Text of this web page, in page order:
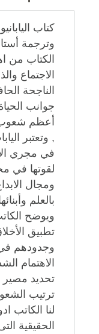
كتاب
وترجمة
الكتاب من
الاجتماع
الناجحة
جوانب
أعظم شعوب
, وتعتبر
في مجري
لقوتها في
ومجال
بالعلم
ويوضح
تطبيق
وجدودهم في
الاهتمام
تحديد مصير
ترتيب
لنا الكاتب
الحقيقية